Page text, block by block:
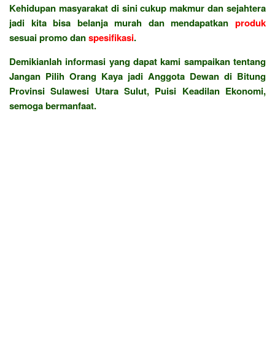
Kehidupan masyarakat di sini cukup makmur dan sejahtera
jadi kita bisa belanja murah dan mendapatkan produk
sesuai promo danspesifikasi.
Demikianlah informasi yang dapat kami sampaikan tentang
Jangan Pilih Orang Kaya jadi Anggota Dewan di Bitung
Provinsi Sulawesi Utara Sulut, Puisi Keadilan Ekonomi,
semoga bermanfaat.